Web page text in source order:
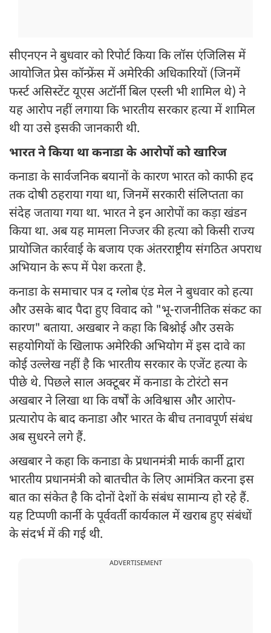
सीएनएन ने बुधवार को रिपोर्ट किया कि लॉस एंजिलिस में
आयोजित प्रेस कॉन्फ्रेंस में अमेरिकी अधिकारियों (जिनमें
फर्स्ट असिस्टेंट यूएस अटॉर्नी बिल एस्ली भी शामिल थे) ने
यह आरोप नहीं लगाया कि भारतीय सरकार हत्या में शामिल
थी या उसे इसकी जानकारी थी.
भारत ने किया था कनाडा के आरोपों को खारिज
कनाडा के सार्वजनिक बयानों के कारण भारत को काफी हद
तक दोषी ठहराया गया था, जिनमें सरकारी संलिप्तता का
संदेह जताया गया था. भारत ने इन आरोपों का कड़ा खंडन
किया था. अब यह मामला निज्जर की हत्या को किसी राज्य
प्रायोजित कार्रवाई के बजाय एक अंतरराष्ट्रीय संगठित अपराध
अभियान के रूप में पेश करता है.
कनाडा के समाचार पत्र द ग्लोब एंड मेल ने बुधवार को हत्या
और उसके बाद पैदा हुए विवाद को "भू-राजनीतिक संकट का
कारण" बताया. अखबार ने कहा कि बिश्नोई और उसके
सहयोगियों के खिलाफ अमेरिकी अभियोग में इस दावे का
कोई उल्लेख नहीं है कि भारतीय सरकार के एजेंट हत्या के
पीछे थे. पिछले साल अक्टूबर में कनाडा के टोरंटो सन
अखबार ने लिखा था कि वर्षों के अविश्वास और आरोप-
प्रत्यारोप के बाद कनाडा और भारत के बीच तनावपूर्ण संबंध
अब सुधरने लगे हैं.
अखबार ने कहा कि कनाडा के प्रधानमंत्री मार्क कार्नी द्वारा
भारतीय प्रधानमंत्री को बातचीत के लिए आमंत्रित करना इस
बात का संकेत है कि दोनों देशों के संबंध सामान्य हो रहे हैं.
यह टिप्पणी कार्नी के पूर्ववर्ती कार्यकाल में खराब हुए संबंधों
के संदर्भ में की गई थी.
ADVERTISEMENT